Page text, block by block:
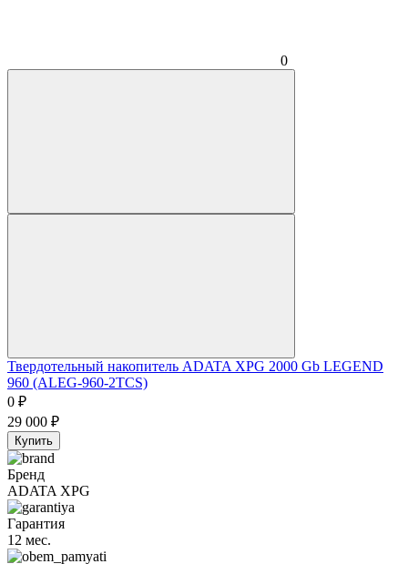
0
Твердотельный накопитель ADATA XPG 2000 Gb LEGEND
960 (ALEG-960-2TCS)
0 ₽
29 000 ₽
Купить
Бренд
ADATA XPG
Гарантия
12 мес.